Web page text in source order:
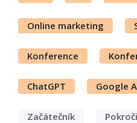
Online marketing
Konference
ChatGPT Google
Začátečník